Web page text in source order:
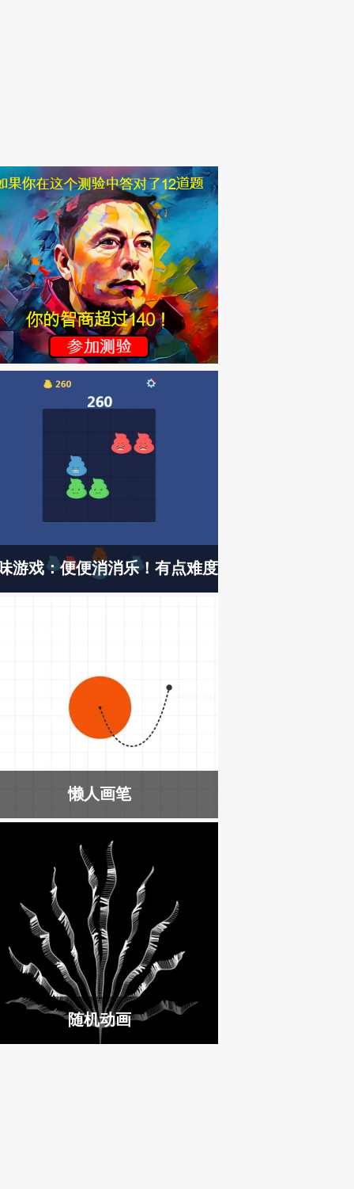
游戏：便便消消乐！有点难度
懒人画笔
随机动画